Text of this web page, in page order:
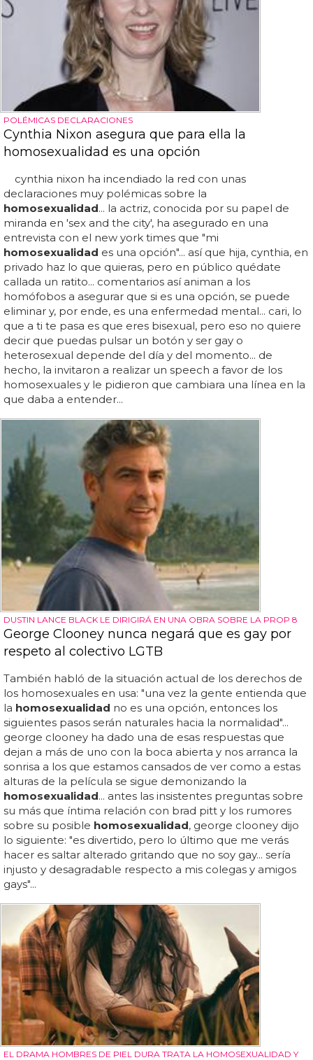
POLÉMICAS DECLARACIONES
Cynthia Nixon asegura que para ella la
homosexualidad es una opción
cynthia nixon ha incendiado la red con unas
declaraciones muy polémicas sobre la
homosexualidad... la actriz, conocida por su papel de
miranda en 'sex and the city', ha asegurado en una
entrevista con el new york times que "mi
homosexualidad es una opción"... así que hija, cynthia, en
privado haz lo que quieras, pero en público quédate
callada un ratito... comentarios así animan a los
homófobos a asegurar que si es una opción, se puede
eliminar y, por ende, es una enfermedad mental... cari, lo
que a ti te pasa es que eres bisexual, pero eso no quiere
decir que puedas pulsar un botón y ser gay o
heterosexual depende del día y del momento... de
hecho, la invitaron a realizar un speech a favor de los
homosexuales y le pidieron que cambiara una línea en la
que daba a entender...
DUSTIN LANCE BLACK LE DIRIGIRÁ EN UNA OBRA SOBRE LA PROP 8
George Clooney nunca negará que es gay por
respeto al colectivo LGTB
También habló de la situación actual de los derechos de
los homosexuales en usa: "una vez la gente entienda que
la homosexualidad no es una opción, entonces los
siguientes pasos serán naturales hacia la normalidad"...
george clooney ha dado una de esas respuestas que
dejan a más de uno con la boca abierta y nos arranca la
sonrisa a los que estamos cansados de ver como a estas
alturas de la película se sigue demonizando la
homosexualidad... antes las insistentes preguntas sobre
su más que íntima relación con brad pitt y los rumores
sobre su posible homosexualidad, george clooney dijo
lo siguiente: "es divertido, pero lo último que me verás
hacer es saltar alterado gritando que no soy gay... sería
injusto y desagradable respecto a mis colegas y amigos
gays"...
EL DRAMA HOMBRES DE PIEL DURA TRATA LA HOMOSEXUALIDAD Y